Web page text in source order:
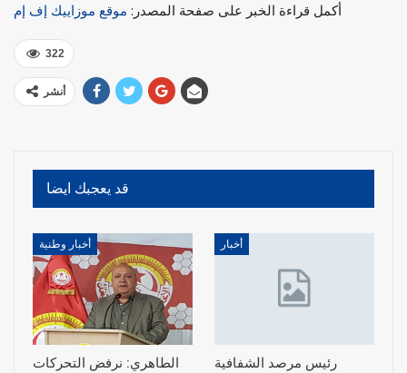
أكمل قراءة الخبر على صفحة المصدر: موقع موزاييك إف إم
322
أنشر
قد يعجبك ايضا
أخبار وطنية
الطاهري: نرفض التحركات
أخبار
رئيس مرصد الشفافية